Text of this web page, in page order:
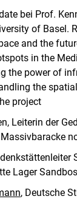
bei Prof.
of Basel.
and the
in the
the power of
the
project
Leiterin der
Lager
, Deutsche